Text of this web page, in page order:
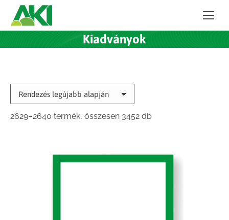
Kiadványok
2629–2640 termék, összesen 3452 dbSorted